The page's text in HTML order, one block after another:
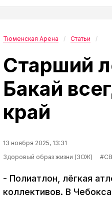
Тюменская Арена Статьи
Старший
Бакай
край
13 ноября 2025, 13:31
Здоровый образ жизни (ЗОЖ)
- Полиатлон, лёгкая
коллективов. В